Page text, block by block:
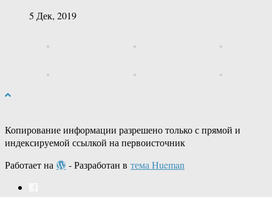
5 Дек, 2019
Копирование информации разрешено только с прямой и
индексируемой ссылкой на первоисточник
Работает на
- Разработан в тема Hueman